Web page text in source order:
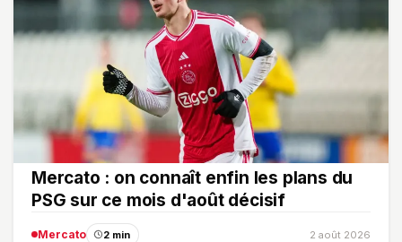
Mercato : on connaît enfin les plans du
PSG sur ce mois d'août décisif
Mercato 2 min 2 août 2026